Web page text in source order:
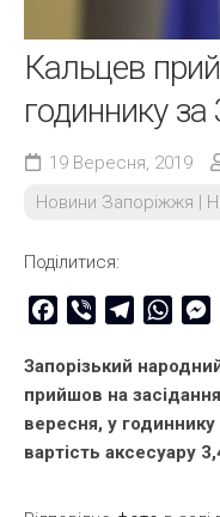
Кальцев
годиннику за
19 Вересня, 2019
Новини Запоріжжя |
Поділитися:
Facebook
Viber Telegram
Запорізький
прийшов на
вересня, у
вартість аксесуару